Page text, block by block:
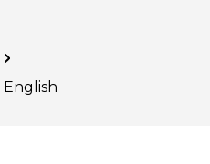
English